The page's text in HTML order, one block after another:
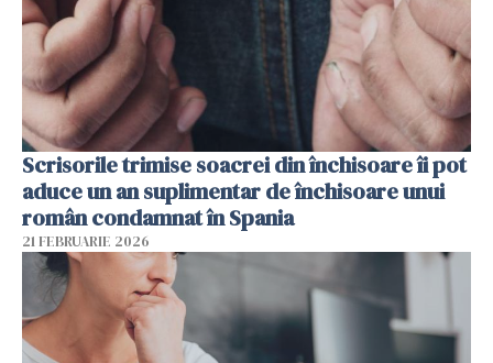
Scrisorile trimise soacrei din închisoare îi pot
aduce un an suplimentar de închisoare unui
român condamnat în Spania
21 FEBRUARIE 2026